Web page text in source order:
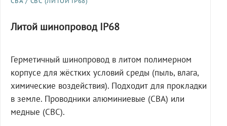
Литой шинопровод IP68
Герметичный шинопровод в литом полимерном
корпусе для жёстких условий среды (пыль, влага,
химические воздействия). Подходит для прокладки
в земле. Проводники алюминиевые (СВА) или
медные (СВС).